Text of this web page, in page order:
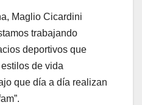
Maglio Cicardini
trabajando
deportivos que
de vida
que día a día realizan